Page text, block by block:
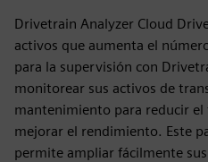
Drivetrain Analyzer Cloud
activos que aumenta el
para la supervisión con
monitorear sus activos de
mantenimiento para reducir
mejorar el rendimiento. Este
permite ampliar fácilmente